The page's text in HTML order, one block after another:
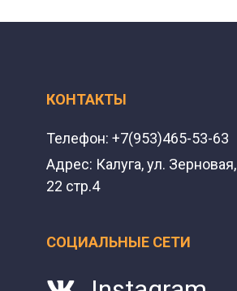
КОНТАКТЫ
Телефон: +7(953)465-53-63
Адрес: Калуга, ул. Зерновая,
22 стр.4
СОЦИАЛЬНЫЕ СЕТИ